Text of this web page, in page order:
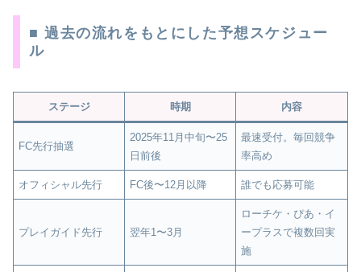
■ 過去の流れをもとにした予想スケジュー
ル
ステージ 時期 内容
FC先行抽選
2025年11月中旬〜25
日前後
最速受付。毎回競争
率高め
オフィシャル先行 FC後〜12月以降 誰でも応募可能
プレイガイド先行 翌年1〜3月
ローチケ・ぴあ・イ
ープラスで複数回実
施